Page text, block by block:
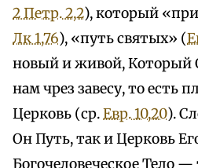
2 Петр. 2,2), который
Лк 1,76), «путь святых» (
новый и живой, Который
нам чрез завесу, то есть
Церковь (ср.Евр. 10,20).
Он Путь, так и Церковь
Богочеловеческое Тело